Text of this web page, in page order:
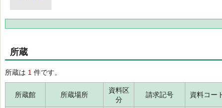
所蔵
所蔵は 1 件です。
所蔵館 所蔵場所
資料区
分
請求記号 資料コー